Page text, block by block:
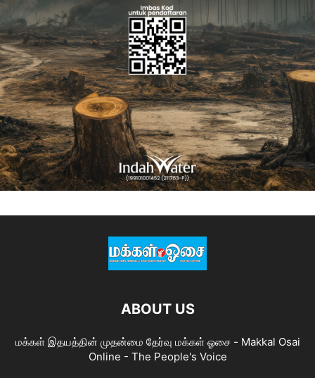
ABOUT US
மக்கள் இதயத்தின் முதன்மை தேர்வு மக்கள் ஓசை - Makkal Osai
Online - The People's Voice